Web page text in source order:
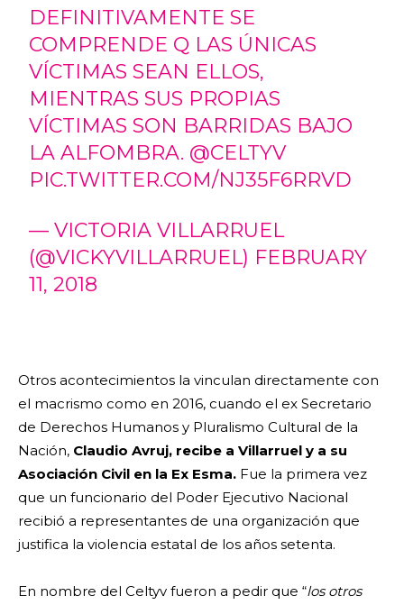
DEFINITIVAMENTE SE
COMPRENDE Q LAS ÚNICAS
VÍCTIMAS SEAN ELLOS,
MIENTRAS SUS PROPIAS
VÍCTIMAS SON BARRIDAS BAJO
LA ALFOMBRA. @CELTYV
PIC.TWITTER.COM/NJ35F6RRVD
— VICTORIA VILLARRUEL
(@VICKYVILLARRUEL) FEBRUARY
11, 2018
Otros acontecimientos la vinculan directamente con
el macrismo como en 2016, cuando el ex Secretario
de Derechos Humanos y Pluralismo Cultural de la
Nación, Claudio Avruj, recibe a Villarruel y a su
Asociación Civil en la Ex Esma. Fue la primera vez
que un funcionario del Poder Ejecutivo Nacional
recibió a representantes de una organización que
justifica la violencia estatal de los años setenta.
En nombre del Celtyv fueron a pedir que “los otros